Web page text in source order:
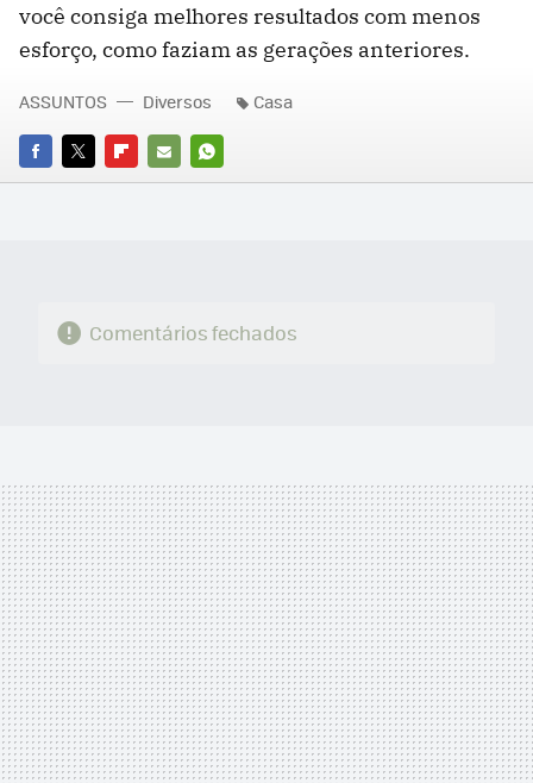
você consiga melhores resultados com menos
esforço, como faziam as gerações anteriores.
FACEBOOK
TWITTERFLIPBOARD
E-
WHATSAPP
ASSUNTOS Diversos Casa
Comentários fechados